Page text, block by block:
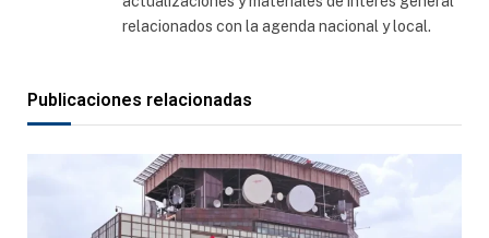
relacionados con la agenda nacional y local.
Publicaciones relacionadas